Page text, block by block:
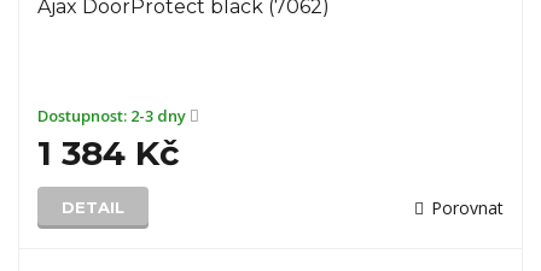
Ajax DoorProtect black (7062)
Dostupnost: 2-3 dny
1 384 Kč
DETAIL Porovnat